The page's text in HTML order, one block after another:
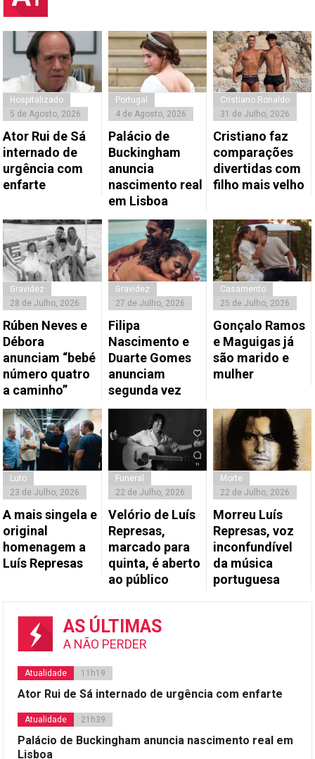
Hospitalizado
5 de Agosto, 2026
Ator Rui de Sá
internado de
urgência com
enfarte
Portugal
4 de Agosto, 2026
Palácio de
Buckingham
anuncia
nascimento real
em Lisboa
Cristiano Ronaldo
31 de Julho, 2026
Cristiano faz
comparações
divertidas com
filho mais velho
Gravidez
28 de Julho, 2026
Rúben Neves e
Débora
anunciam “bebé
número quatro
a caminho”
Gravidez
27 de Julho, 2026
Filipa
Nascimento e
Duarte Gomes
anunciam
segunda vez
Casamento
25 de Julho, 2026
Gonçalo Ramos
e Maguigas já
são marido e
mulher
Luto
23 de Julho, 2026
A mais singela e
original
homenagem a
Luís Represas
Funeral
22 de Julho, 2026
Velório de Luís
Represas,
marcado para
quinta, é aberto
ao público
Morte
22 de Julho, 2026
Morreu Luís
Represas, voz
inconfundível
da música
portuguesa
AS ÚLTIMAS
A NÃO PERDER
Atualidade 11h19
Ator Rui de Sá internado de urgência com enfarte
Atualidade 21h39
Palácio de Buckingham anuncia nascimento real em
Lisboa